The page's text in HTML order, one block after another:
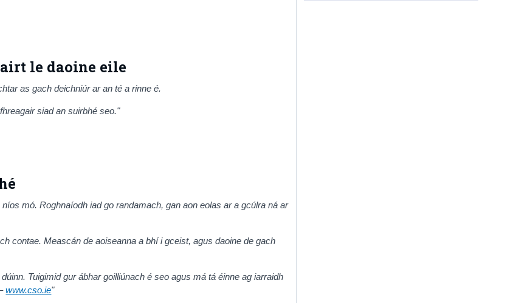
le daoine eile
as gach deichniúr ar an té a rinne é.
siad an suirbhé seo."
mó. Roghnaíodh iad go randamach, gan aon eolas ar a gcúlra ná ar
contae. Meascán de aoiseanna a bhí i gceist, agus daoine de gach
Tuigimid gur ábhar goilliúnach é seo agus má tá éinne ag iarraidh
www.cso.ie"